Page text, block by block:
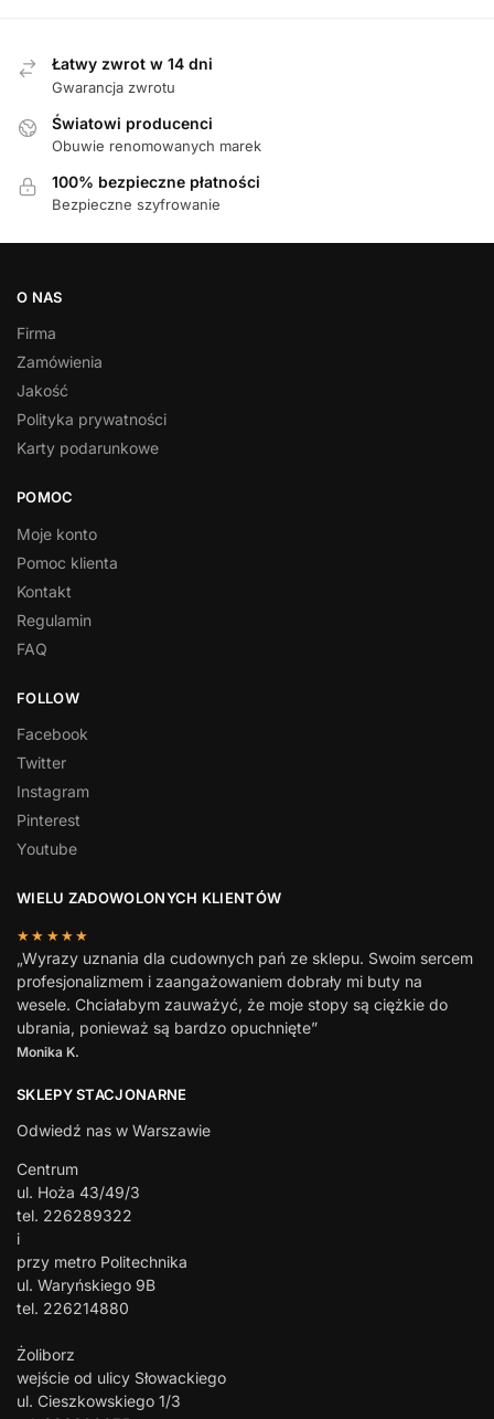
Łatwy zwrot w 14 dni
Gwarancja zwrotu
Światowi producenci
Obuwie renomowanych marek
100% bezpieczne płatności
Bezpieczne szyfrowanie
O NAS
Firma
Zamówienia
Jakość
Polityka prywatności
Karty podarunkowe
POMOC
Moje konto
Pomoc klienta
Kontakt
Regulamin
FAQ
FOLLOW
Facebook
Twitter
Instagram
Pinterest
Youtube
WIELU ZADOWOLONYCH KLIENTÓW
★★★★★
„Wyrazy uznania dla cudownych pań ze sklepu. Swoim sercem
profesjonalizmem i zaangażowaniem dobrały mi buty na
wesele. Chciałabym zauważyć, że moje stopy są ciężkie do
ubrania, ponieważ są bardzo opuchnięte”
Monika K.
SKLEPY STACJONARNE
Odwiedź nas w Warszawie
Centrum
ul. Hoża 43/49/3
tel. 226289322
i
przy metro Politechnika
ul. Waryńskiego 9B
tel. 226214880
Żoliborz
wejście od ulicy Słowackiego
ul. Cieszkowskiego 1/3